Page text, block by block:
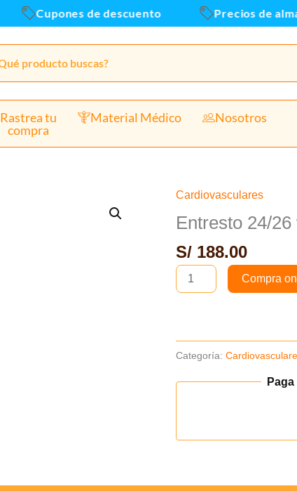
Cupones de descuento Precios de
Rastrea tu
compra
Material Médico Nosotros
Cardiovasculares
Entresto 24/
S/ 188.00
Entresto
24/26
complejo
de
sacubitrilo
Compra
Categoría: